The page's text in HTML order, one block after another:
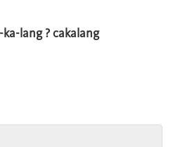
ka-lang ? cakalang